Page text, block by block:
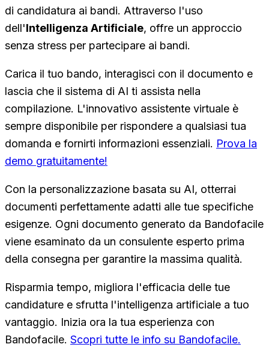
di candidatura ai bandi. Attraverso l'uso
dell'Intelligenza Artificiale, offre un approccio
senza stress per partecipare ai bandi.
Carica il tuo bando, interagisci con il documento e
lascia che il sistema di AI ti assista nella
compilazione. L'innovativo assistente virtuale è
sempre disponibile per rispondere a qualsiasi tua
domanda e fornirti informazioni essenziali. Prova la
demo gratuitamente!
Con la personalizzazione basata su AI, otterrai
documenti perfettamente adatti alle tue specifiche
esigenze. Ogni documento generato da Bandofacile
viene esaminato da un consulente esperto prima
della consegna per garantire la massima qualità.
Risparmia tempo, migliora l'efficacia delle tue
candidature e sfrutta l'intelligenza artificiale a tuo
vantaggio. Inizia ora la tua esperienza con
Bandofacile. Scopri tutte le info su Bandofacile.